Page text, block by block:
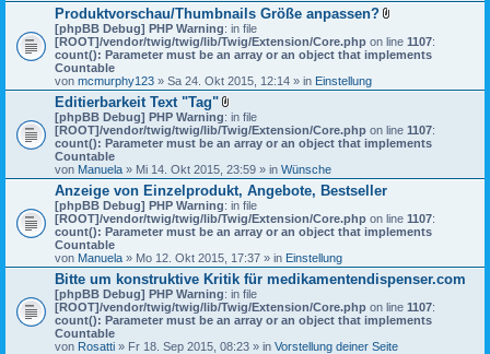
Produktvorschau/Thumbnails Größe anpassen?
a
t
a
a
n
[phpBB Debug] PHP Warning: in file
[ROOT]/vendor/twig/twig/lib/Twig/Extension/Core.php on line 1107:
count(): Parameter must be an array or an object that implements
Countable
von mcmurphy123 » Sa 24. Okt 2015, 12:14 » in Einstellung
Editierbarkeit Text "Tag"
D
a
i
a
n
h
a
n
[phpBB Debug] PHP Warning: in file
[ROOT]/vendor/twig/twig/lib/Twig/Extension/Core.php on line 1107:
count(): Parameter must be an array or an object that implements
Countable
von Manuela » Mi 14. Okt 2015, 23:59 » in Wünsche
Anzeige von Einzelprodukt, Angebote, Bestseller
[phpBB Debug] PHP Warning: in file
[ROOT]/vendor/twig/twig/lib/Twig/Extension/Core.php on line 1107:
count(): Parameter must be an array or an object that implements
Countable
von Manuela » Mo 12. Okt 2015, 17:37 » in Einstellung
Bitte um konstruktive Kritik für medikamentendispenser.com
[phpBB Debug] PHP Warning: in file
[ROOT]/vendor/twig/twig/lib/Twig/Extension/Core.php on line 1107:
count(): Parameter must be an array or an object that implements
Countable
von Rosatti » Fr 18. Sep 2015, 08:23 » in Vorstellung deiner Seite